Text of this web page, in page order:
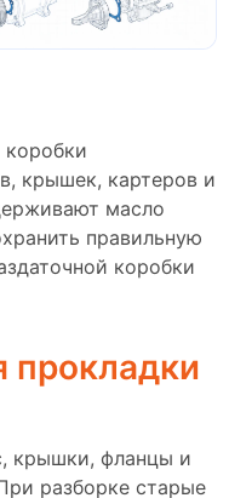
крышек, картеров и
масло
правильную
коробки
прокладки
крышки, фланцы и
разборке старые